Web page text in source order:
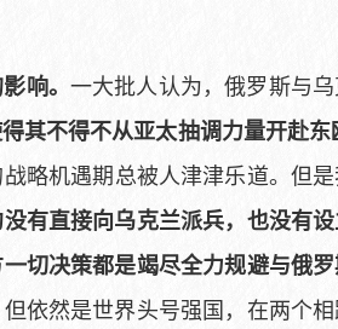
响。 一大批人认为，俄罗斯与乌
其不得不从亚太抽调力量开赴东
略机遇期总被人津津乐道。但
有直接向乌克兰派兵，也没有
切决策都是竭尽全力规避与俄
依然是世界头号强国，在两个